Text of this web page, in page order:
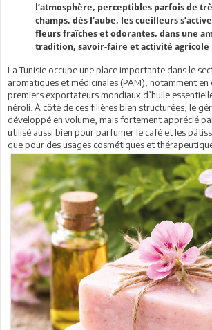
l’atmosphère, perceptibles parfois de
champs, dès l’aube, les cueilleurs
fleurs fraîches et odorantes, dans une
tradition, savoir-faire et activité
La Tunisie occupe une place importante dans le
aromatiques et médicinales (PAM), notamment en
premiers exportateurs mondiaux d’huile
néroli. À côté de ces filières bien structurées, le
développé en volume, mais fortement apprécié
utilisé aussi bien pour parfumer le café et les
que pour des usages cosmétiques et